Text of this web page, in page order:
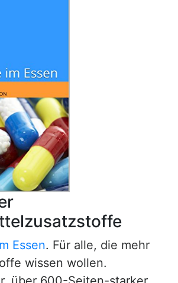
Essen. Für alle, die mehr
wissen wollen.